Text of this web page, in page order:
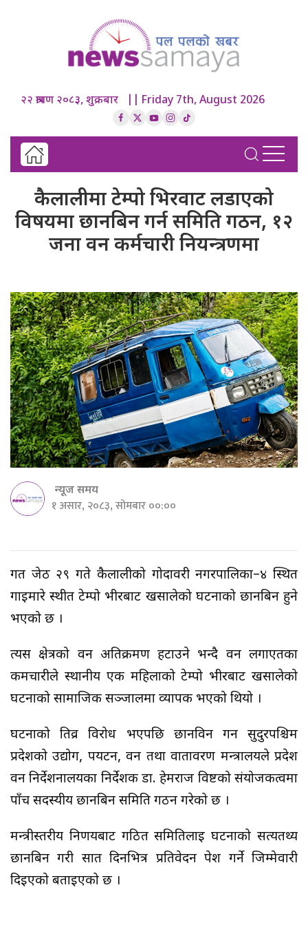
२२ श्रावण २०८३, शुक्रबार || Friday 7th, August 2026
कैलालीमा टेम्पो भिरवाट लडाएको
विषयमा छानबिन गर्न समिति गठन, १२
जना वन कर्मचारी नियन्त्रणमा
न्यूज समय
१ असार, २०८३, सोमबार ००:००
गत जेठ २९ गते कैलालीको गोदावरी नगरपालिका–४ स्थित
गाईमारे स्थीत टेम्पो भीरबाट खसालेको घटनाको छानबिन हुने
भएको छ ।
त्यस क्षेत्रको वन अतिक्रमण हटाउने भन्दै वन लगाएतका
कर्मचारीले स्थानीय एक महिलाको टेम्पो भीरबाट खसालेको
घटनाको सामाजिक सञ्जालमा व्यापक भएको थियो ।
घटनाको तिव्र विरोध भएपछि छानविन गर्न सुदुरपश्चिम
प्रदेशको उद्योग, पर्यटन, वन तथा वातावरण मन्त्रालयले प्रदेश
वन निर्देशनालयका निर्देशक डा. हेमराज विष्टको संयोजकत्वमा
पाँच सदस्यीय छानबिन समिति गठन गरेको छ ।
मन्त्रीस्तरीय निर्णयबाट गठित समितिलाई घटनाको सत्यतथ्य
छानबिन गरी सात दिनभित्र प्रतिवेदन पेश गर्ने जिम्मेवारी
दिइएको बताईएको छ ।